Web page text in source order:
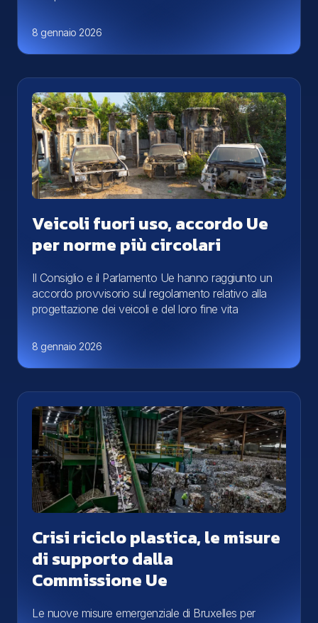
8 gennaio 2026
Veicoli fuori uso, accordo Ue
per norme più circolari
Il Consiglio e il Parlamento Ue hanno raggiunto un
accordo provvisorio sul regolamento relativo alla
progettazione dei veicoli e del loro fine vita
8 gennaio 2026
Crisi riciclo plastica, le misure
di supporto dalla
Commissione Ue
Le nuove misure emergenziale di Bruxelles per